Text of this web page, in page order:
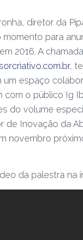
diretor da
para
2016. A
,
um espaço
com o público Ig
do volume
de Inovação da
novembro
da palestra na